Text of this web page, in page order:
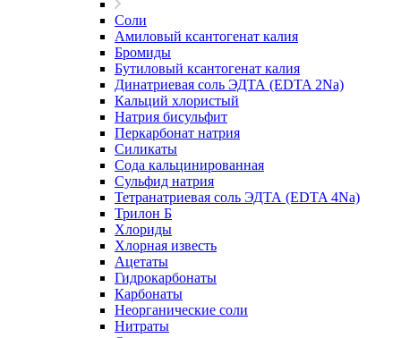
Соли
Амиловый ксантогенат калия
Бромиды
Бутиловый ксантогенат калия
Динатриевая соль ЭДТА (EDTA 2Na)
Кальций хлористый
Натрия бисульфит
Перкарбонат натрия
Силикаты
Сода кальцинированная
Сульфид натрия
Тетранатриевая соль ЭДТА (EDTA 4Na)
Трилон Б
Хлориды
Хлорная известь
Ацетаты
Гидрокарбонаты
Карбонаты
Неорганические соли
Нитраты